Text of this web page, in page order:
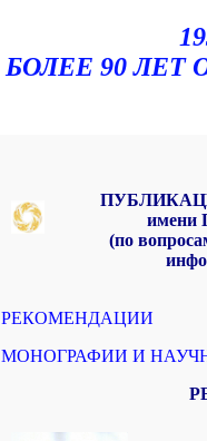
БОЛЕЕ 90
(по
РЕКОМЕНДАЦИИ
МОНОГРАФИИ И